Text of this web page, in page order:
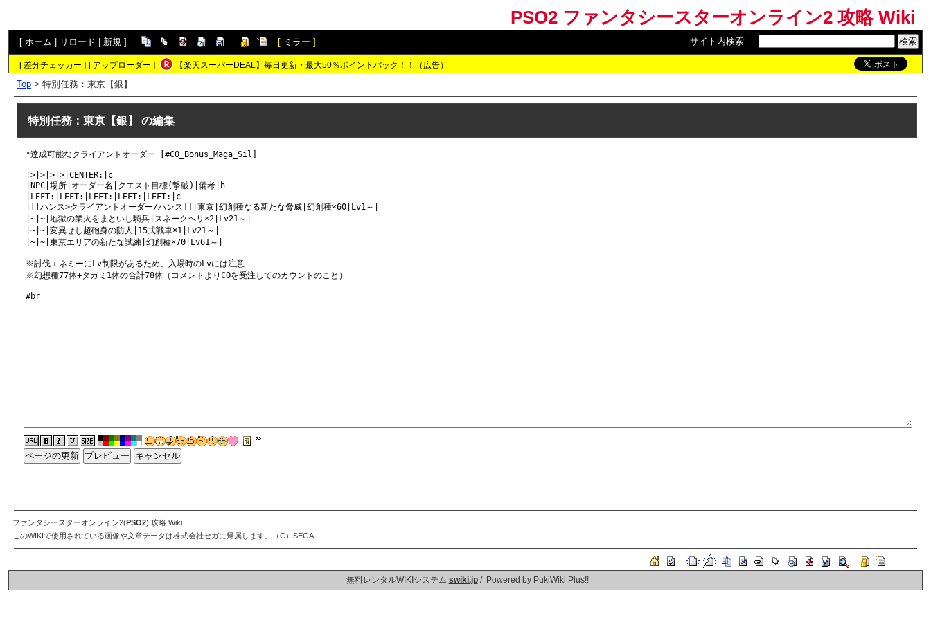
PSO2 ファンタシースターオンライン2 攻略 Wiki
[ ホーム リロード 新規 ] [ ミラー ] サイト内検索:
[差分チェッカー ] [ アップローダー ] 【楽天スーパーDEAL】毎日更新・最大50％ポイントバック！！（広告）
Top > 特別任務：東京【銀】
特別任務：東京【銀】 の編集
ファンタシースターオンライン2(PSO2) 攻略 Wiki
このWIKIで使用されている画像や文章データは株式会社セガに帰属します。（C）SEGA
無料レンタルWIKIシステム swiki.jp/ Powered by PukiWiki Plus!!